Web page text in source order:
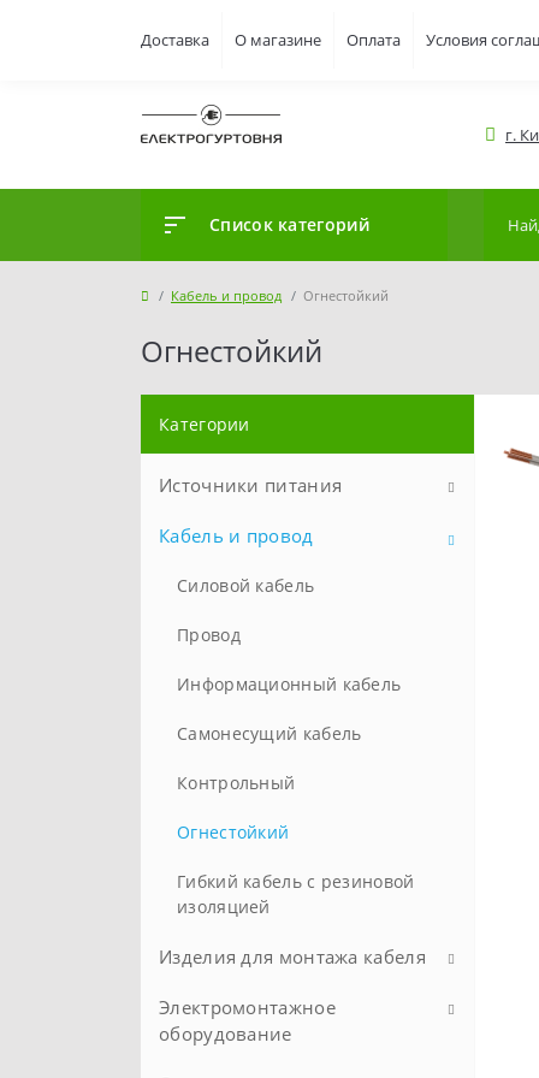
Доставка О магазине Оплата Условия
г.
Список категорий
Кабель и провод Огнестойкий
Огнестойкий
Категории
Источники питания
Аккумуляторы
Батарейки
Инверторные генераторы
Стандартные генераторы
Кабель и провод
Силовой кабель
Провод
Информационный кабель
Самонесущий кабель
Контрольный
Огнестойкий
Гибкий кабель с резиновой
изоляцией
Изделия для монтажа кабеля
Гофра и аксессуары
Электромонтажное
оборудование